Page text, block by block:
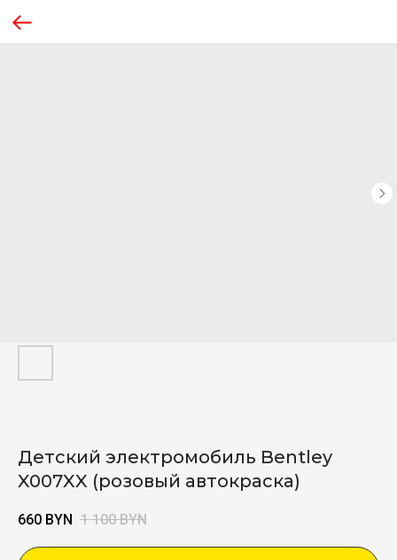
Детский электромобиль Bentley
X007XX (розовый автокраска)
660 BYN 1 100 BYN